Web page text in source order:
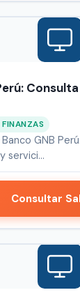
GNB
servici…
Consultar